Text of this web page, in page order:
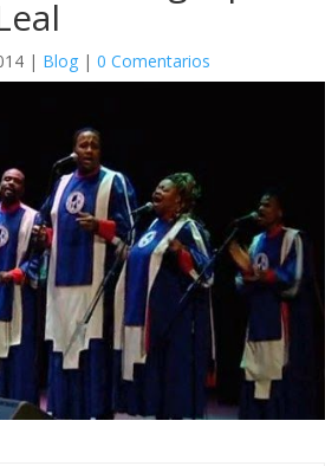
| Blog| 0 Comentarios